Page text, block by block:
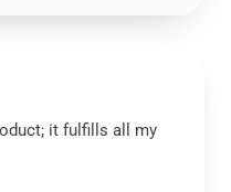
it fulfills all my